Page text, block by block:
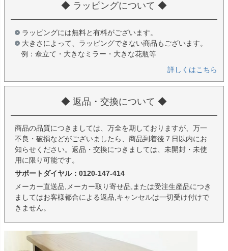
◆ ラッピングについて ◆
ラッピングには無料と有料がございます。
大きさによって、ラッピングできない商品もございます。
例：傘立て・大きなミラー・大きな花瓶等
詳しくはこちら
◆ 返品・交換について ◆
商品の品質につきましては、万全を期しておりますが、万一
不良・破損などがございましたら、商品到着後７日以内にお
知らせください。返品・交換につきましては、未開封・未使
用に限り可能です。
サポートダイヤル：0120-147-414
メーカー直送品,メーカー取り寄せ品,または受注生産品につき
ましてはお客様都合による返品,キャンセルは一切受け付けで
きません。